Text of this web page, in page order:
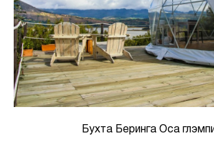
Бухта Беринга Оса